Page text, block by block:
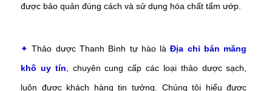
được bảo quản đúng cách và sử dụng hóa chất tẩm ướp.
✦ Thảo dược Thanh Bình tự hào làĐịa chỉ bán măng
khô uy tín
chuyên cung cấp các loại thảo dược sạch,
luôn được khách hàng tin tưởng. Chúng tôi hiểu được